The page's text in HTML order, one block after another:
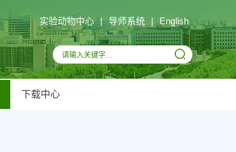
实验动物中心 | 导师系统 | English
下载中心